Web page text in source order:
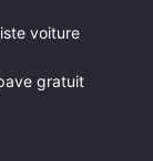
voiture
gratuit